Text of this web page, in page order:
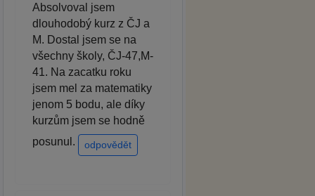
Absolvoval jsem
dlouhodobý kurz z ČJ a
M. Dostal jsem se na
všechny školy, ČJ-47,M-
41. Na zacatku roku
jsem mel za matematiky
jenom 5 bodu, ale díky
kurzům jsem se hodně
posunul.
odpovědět